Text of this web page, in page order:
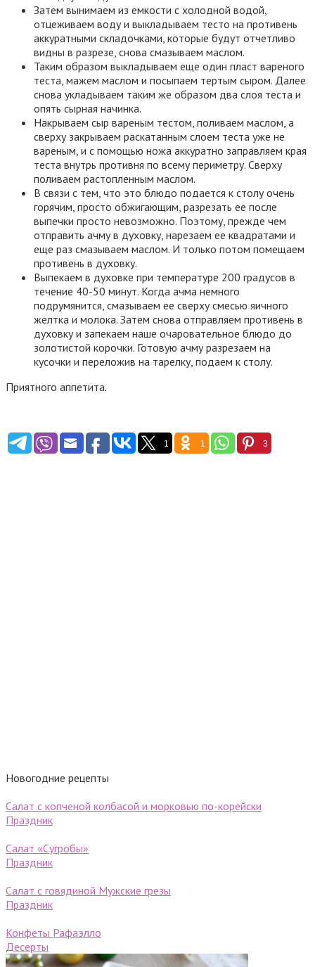
Затем вынимаем из емкости с холодной водой,
отцеживаем воду и выкладываем тесто на противень
аккуратными складочками, которые будут отчетливо
видны в разрезе, снова смазываем маслом.
Таким образом выкладываем еще один пласт вареного
теста, мажем маслом и посыпаем тертым сыром. Далее
снова укладываем таким же образом два слоя теста и
опять сырная начинка.
Накрываем сыр вареным тестом, поливаем маслом, а
сверху закрываем раскатанным слоем теста уже не
вареным, и с помощью ножа аккуратно заправляем края
теста внутрь противня по всему периметру. Сверху
поливаем растопленным маслом.
В связи с тем, что это блюдо подается к столу очень
горячим, просто обжигающим, разрезать ее после
выпечки просто невозможно. Поэтому, прежде чем
отправить ачму в духовку, нарезаем ее квадратами и
еще раз смазываем маслом. И только потом помещаем
противень в духовку.
Выпекаем в духовке при температуре 200 градусов в
течение 40-50 минут. Когда ачма немного
подрумянится, смазываем ее сверху смесью яичного
желтка и молока. Затем снова отправляем противень в
духовку и запекаем наше очаровательное блюдо до
золотистой корочки. Готовую ачму разрезаем на
кусочки и переложив на тарелку, подаем к столу. ​
Приятного аппетита.
1 1 3
Новогодние рецепты
Салат с копченой колбасой и морковью по-корейски
Праздник
Салат «Сугробы»
Праздник
Салат с говядиной Мужские грезы
Праздник
Конфеты Рафаэлло
Десерты